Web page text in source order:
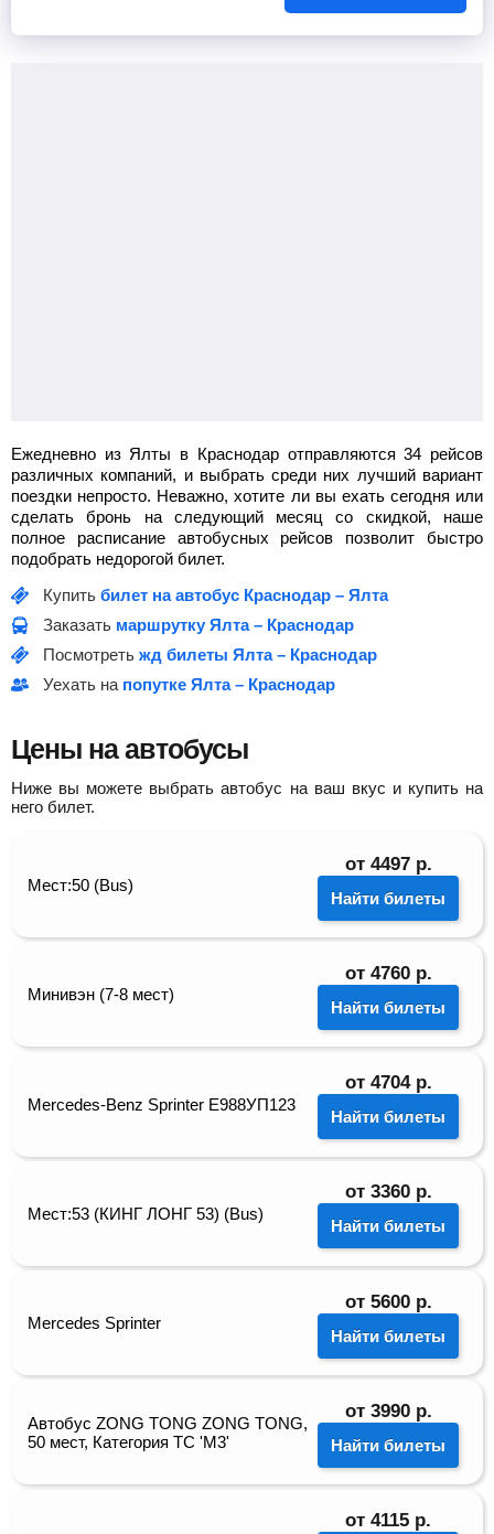
Ежедневно из Ялты в Краснодар отправляются 34 рейсов
различных компаний, и выбрать среди них лучший вариант
поездки непросто. Неважно, хотите ли вы ехать сегодня или
сделать бронь на следующий месяц со скидкой, наше
полное расписание автобусных рейсов позволит быстро
подобрать недорогой билет.
Купить билет на автобус Краснодар – Ялта
Заказать маршрутку Ялта – Краснодар
Посмотреть жд билеты Ялта – Краснодар
Уехать на попутке Ялта – Краснодар
Цены на автобусы
Ниже вы можете выбрать автобус на ваш вкус и купить на
него билет.
Мест:50 (Bus)
от 4497 р.
Найти билеты
Минивэн (7-8 мест)
от 4760 р.
Найти билеты
Mercedes-Benz Sprinter Е988УП123
от 4704 р.
Найти билеты
Мест:53 (КИНГ ЛОНГ 53) (Bus)
от 3360 р.
Найти билеты
Mercedes Sprinter
от 5600 р.
Найти билеты
Автобус ZONG TONG ZONG TONG,
50 мест, Категория ТС 'М3'
от 3990 р.
Найти билеты
от 4115 р.